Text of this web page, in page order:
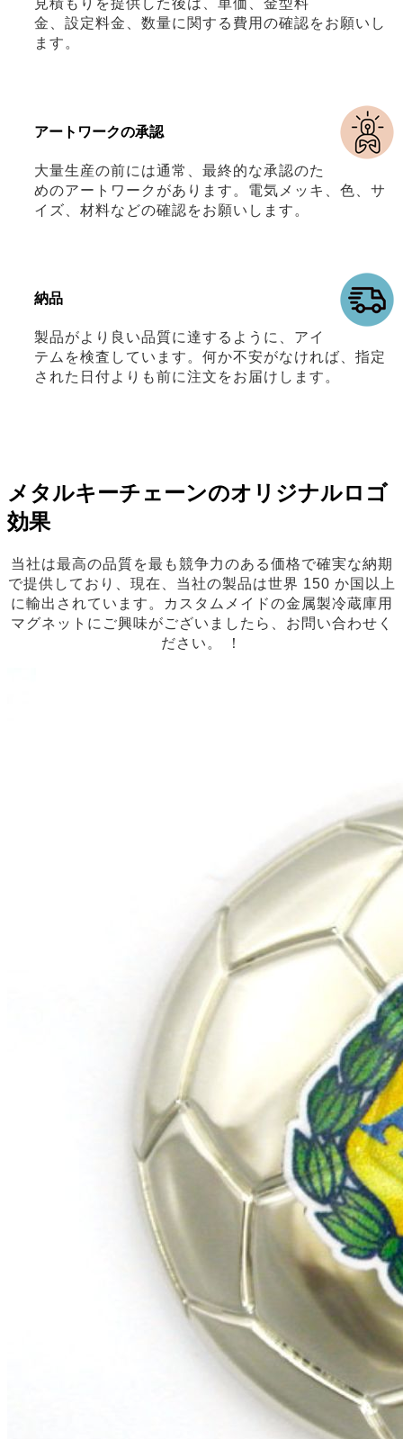
見積もりを提供した後は、単価、金型料
金、設定料金、数量に関する費用の確認をお願いし
ます。
アートワークの承認
大量生産の前には通常、最終的な承認のた
めのアートワークがあります。電気メッキ、色、サ
イズ、材料などの確認をお願いします。
納品
製品がより良い品質に達するように、アイ
テムを検査しています。何か不安がなければ、指定
された日付よりも前に注文をお届けします。
メタルキーチェーンのオリジナルロゴ
効果
当社は最高の品質を最も競争力のある価格で確実な納期
で提供しており、現在、当社の製品は世界 150 か国以上
に輸出されています。カスタムメイドの金属製冷蔵庫用
マグネットにご興味がございましたら、お問い合わせく
ださい。 ！